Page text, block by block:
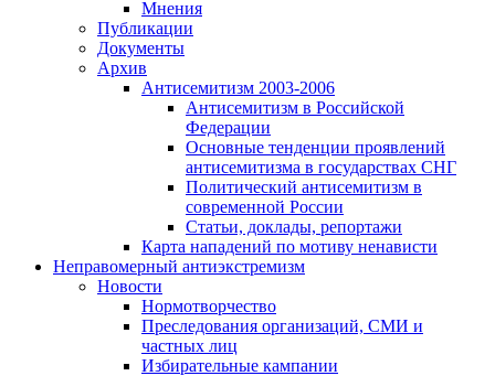
Мнения
Публикации
Документы
Архив
Антисемитизм 2003-2006
Антисемитизм в Российской
Федерации
Основные тенденции проявлений
антисемитизма в государствах СНГ
Политический антисемитизм в
современной России
Статьи, доклады, репортажи
Карта нападений по мотиву ненависти
Неправомерный антиэкстремизм
Новости
Нормотворчество
Преследования организаций, СМИ и
частных лиц
Избирательные кампании